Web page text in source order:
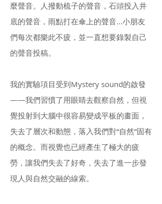
麼聲音。人撥動梳子的聲音，石頭投入井
底的聲音，雨點打在傘上的聲音...小朋友
們每次都樂此不疲，並一直想要錄製自己
的聲音投稿。
我的實驗項目受到Mystery sound的啟發
——我們習慣了用眼睛去觀察自然，但視
覺投射到大腦中很容易變成平板的畫面，
失去了層次和動態，落入我們對“自然”固有
的概念。而視覺也已經產生了極大的疲
勞，讓我們失去了好奇，失去了進一步發
現人與自然交融的線索。